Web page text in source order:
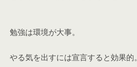
勉強は環境が大事。
やる気を出すには宣言すると効果的。